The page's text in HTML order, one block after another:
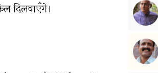
दिलवाएँगे।